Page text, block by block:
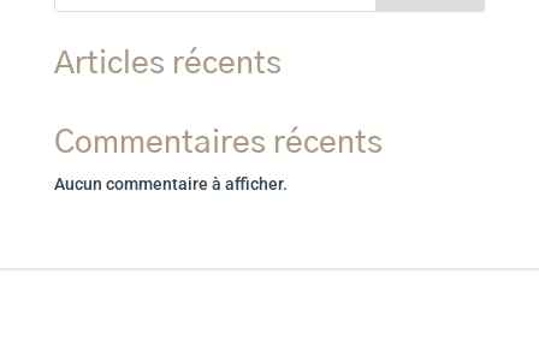
Articles récents
Commentaires récents
Aucun commentaire à afficher.